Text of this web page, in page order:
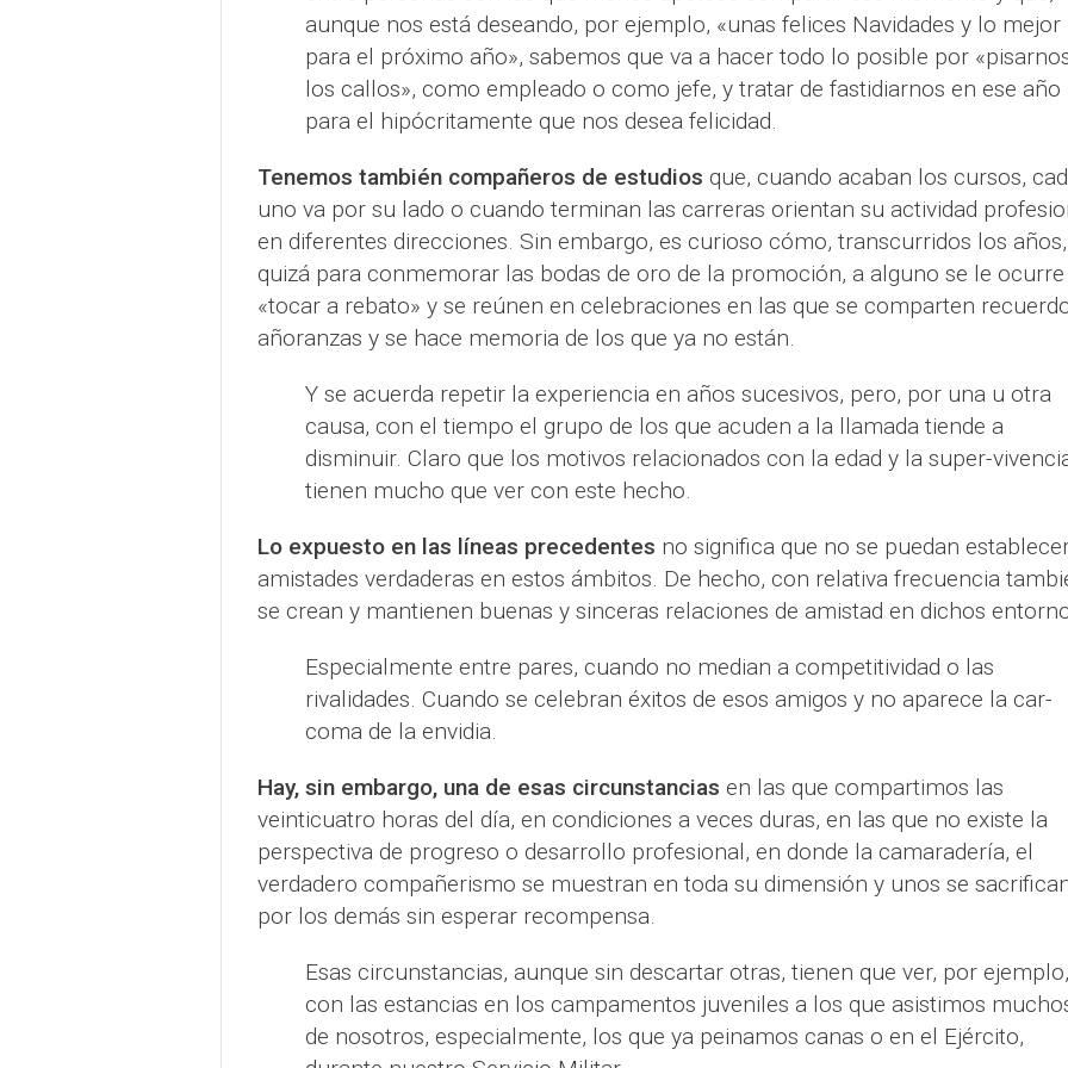
aunque nos está deseando, por ejemplo, «unas felices Navidades y lo mejor
para el próximo año», sabemos que va a hacer todo lo posible por
los callos», como empleado o como jefe, y tratar de fastidiarnos en ese año
para el hipócritamente que nos desea felicidad.
Tenemos también compañeros de estudios que, cuando acaban los cursos,
uno va por su lado o cuando terminan las carreras orientan su actividad
en diferentes direcciones. Sin embargo, es curioso cómo, transcurridos los años,
quizá para conmemorar las bodas de oro de la promoción, a alguno se le ocurre
«tocar a rebato» y se reúnen en celebraciones en las que se comparten
añoranzas y se hace memoria de los que ya no están.
Y se acuerda repetir la experiencia en años sucesivos, pero, por una u otra
causa, con el tiempo el grupo de los que acuden a la llamada tiende a
disminuir. Claro que los motivos relacionados con la edad y la super-
tienen mucho que ver con este hecho.
Lo expuesto en las líneas precedentes no significa que no se puedan
amistades verdaderas en estos ámbitos. De hecho, con relativa frecuencia
se crean y mantienen buenas y sinceras relaciones de amistad en dichos
Especialmente entre pares, cuando no median a competitividad o las
rivalidades. Cuando se celebran éxitos de esos amigos y no aparece la car-
coma de la envidia.
Hay, sin embargo, una de esas circunstancias en las que compartimos las
veinticuatro horas del día, en condiciones a veces duras, en las que no existe la
perspectiva de progreso o desarrollo profesional, en donde la camaradería, el
verdadero compañerismo se muestran en toda su dimensión y unos se
por los demás sin esperar recompensa.
Esas circunstancias, aunque sin descartar otras, tienen que ver, por ejemplo,
con las estancias en los campamentos juveniles a los que asistimos
de nosotros, especialmente, los que ya peinamos canas o en el Ejército,